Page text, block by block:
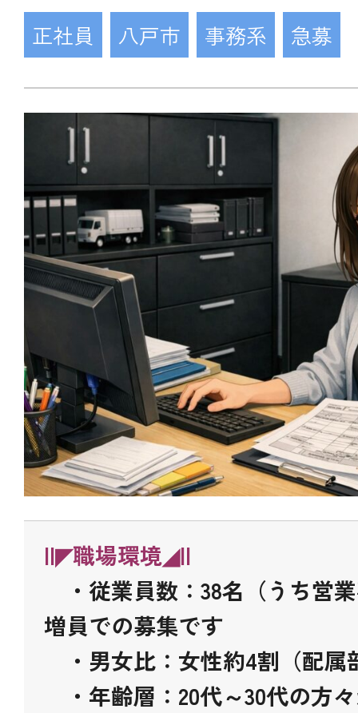
正社員 八戸市 事務系 急募
||◤職場環境◢||
・従業員数：38名（うち営
増員での募集です
・男女比：女性約4割（配属
・年齢層：20代～30代の方